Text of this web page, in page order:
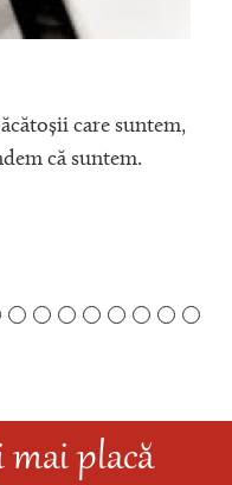
care suntem,
că suntem.
mai placă